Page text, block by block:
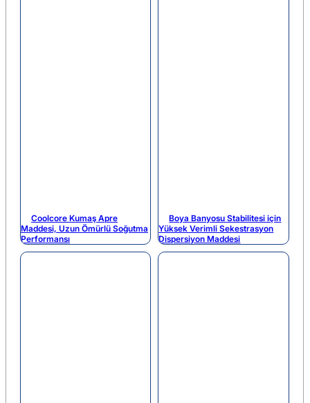
Coolcore Kumaş Apre
Maddesi, Uzun Ömürlü Soğutma
Performansı
Boya Banyosu Stabilitesi için
Yüksek Verimli Sekestrasyon
Dispersiyon Maddesi